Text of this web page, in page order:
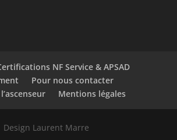
NF Service & APSAD
Pour nous contacter
Mentions légales
Design Laurent Marre